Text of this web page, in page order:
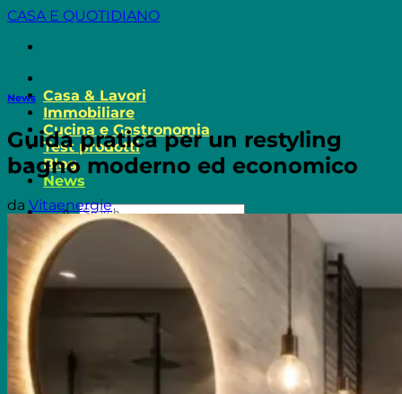
Salta
contenuti
CASA E QUOTIDIANO
Casa & Lavori
Immobiliare
Cucina e Gastronomia
Test prodotti
Blog
News
News
Guida pratica per un restyling
bagno moderno ed economico
da Vitaenergie